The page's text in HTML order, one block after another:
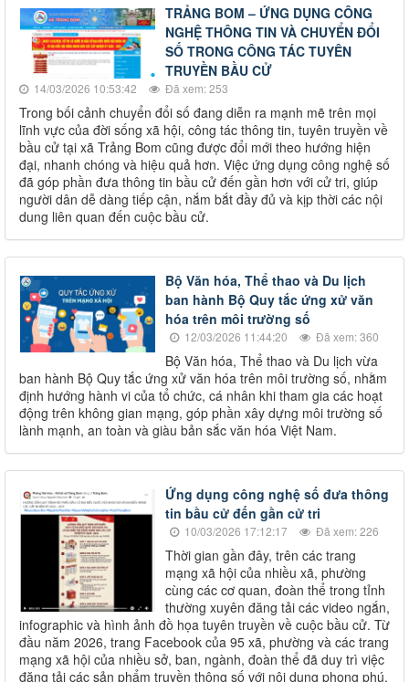
TRẢNG BOM – ỨNG DỤNG CÔNG
NGHỆ THÔNG TIN VÀ CHUYỂN ĐỔI
SỐ TRONG CÔNG TÁC TUYÊN
TRUYỀN BẦU CỬ
14/03/2026 10:53:42 Đã xem: 253
Trong bối cảnh chuyển đổi số đang diễn ra mạnh mẽ trên mọi
lĩnh vực của đời sống xã hội, công tác thông tin, tuyên truyền về
bầu cử tại xã Trảng Bom cũng được đổi mới theo hướng hiện
đại, nhanh chóng và hiệu quả hơn. Việc ứng dụng công nghệ số
đã góp phần đưa thông tin bầu cử đến gần hơn với cử tri, giúp
người dân dễ dàng tiếp cận, nắm bắt đầy đủ và kịp thời các nội
dung liên quan đến cuộc bầu cử.
Bộ Văn hóa, Thể thao và Du lịch
ban hành Bộ Quy tắc ứng xử văn
hóa trên môi trường số
12/03/2026 11:44:20 Đã xem: 360
Bộ Văn hóa, Thể thao và Du lịch vừa
ban hành Bộ Quy tắc ứng xử văn hóa trên môi trường số, nhằm
định hướng hành vi của tổ chức, cá nhân khi tham gia các hoạt
động trên không gian mạng, góp phần xây dựng môi trường số
lành mạnh, an toàn và giàu bản sắc văn hóa Việt Nam.
Ứng dụng công nghệ số đưa thông
tin bầu cử đến gần cử tri
10/03/2026 17:12:17 Đã xem: 226
Thời gian gần đây, trên các trang
mạng xã hội của nhiều xã, phường
cùng các cơ quan, đoàn thể trong tỉnh
thường xuyên đăng tải các video ngắn,
infographic và hình ảnh đồ họa tuyên truyền về cuộc bầu cử. Từ
đầu năm 2026, trang Facebook của 95 xã, phường và các trang
mạng xã hội của nhiều sở, ban, ngành, đoàn thể đã duy trì việc
đăng tải các sản phẩm truyền thông số với nội dung phong phú,